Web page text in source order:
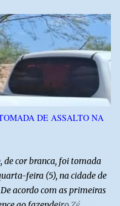
Além das atividades
cultural. No dia 20 de
de humor com Mução,
Barreto. A Frut & Tec
do Baixo Açu como
conhecimento,
do agronegócio
DE ASSALTO NA
cor branca, foi tomada
feira (5), na cidade de
acordo com as primeiras